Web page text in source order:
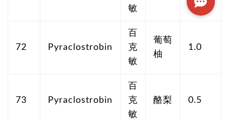
敏
72 Pyraclostrobin
百
克
敏
葡萄
柚
1.0
73 Pyraclostrobin
百
克
敏
酪梨 0.5